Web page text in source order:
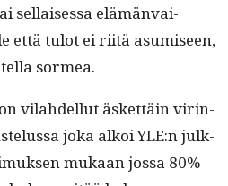
sel­l­aises­sa elämän­vai­
että tulot ei riitä asumiseen,
sormea.
on vilahdel­lut äsket­täin virin­
joka alkoi YLE:n julk­
mukaan jos­sa 80%